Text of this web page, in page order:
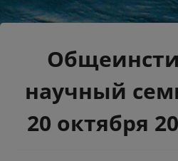
научный
20 октября